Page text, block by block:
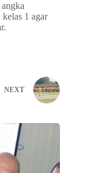
kelas 1 agar
NEXT